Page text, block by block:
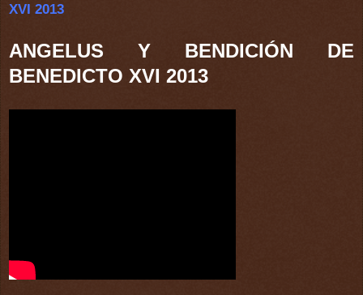
XVI 2013
ANGELUS Y BENDICIÓN DE
BENEDICTO XVI 2013